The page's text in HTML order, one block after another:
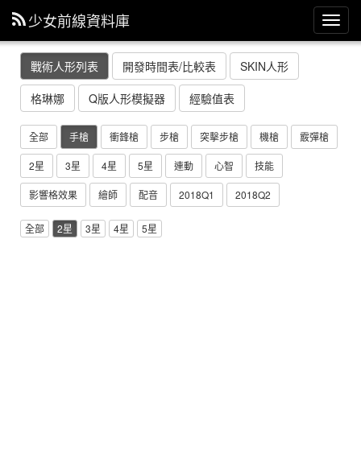
主
選
少女前線資料庫
戰術人形列表 開發時間表/比較表
SKIN人形
格琳娜
Q版人形模擬器 經驗值表
全部 手槍 衝鋒槍 步槍 突擊步槍 機槍 霰彈槍
2星 3星 4星 5星 連動 心智 技能
影響格效果 繪師 配音 2018Q1 2018Q2
全部 2星 3星 4星 5星